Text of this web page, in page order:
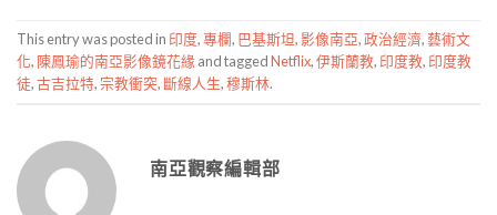
This entry was posted in 印度,專欄, 巴基斯坦,影像南亞,政治經濟,藝術文
化, 陳鳳瑜的南亞影像鏡花緣and taggedNetflix,伊斯蘭教, 印度教, 印度教
徒,古吉拉特,宗教衝突, 斷線人生,穆斯林.
南亞觀察編輯部